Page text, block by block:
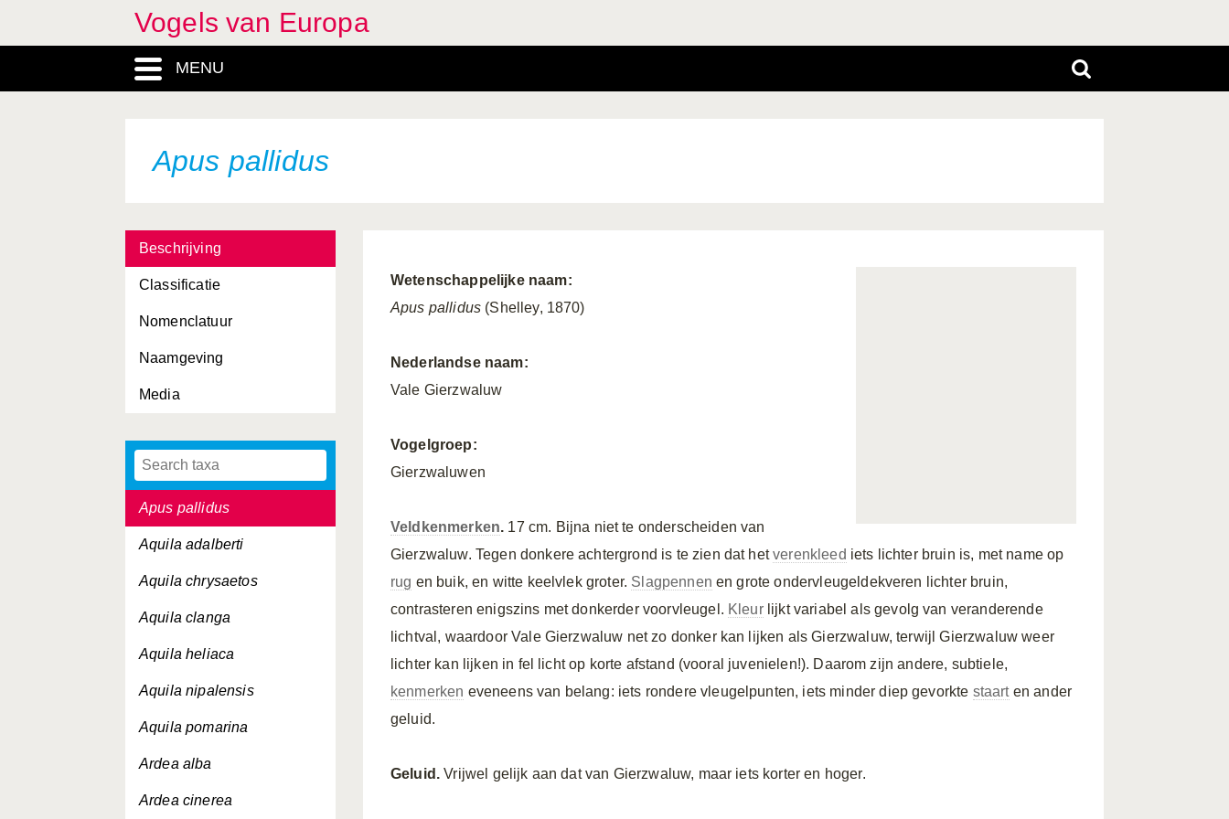
Vogels van Europa
MENU
Apus pallidus
Beschrijving
Classificatie
Nomenclatuur
Naamgeving
Media
Anser brachyrhynchus
Anser erythropus
Anthus cervinus
Anthus pratensis
Anthus richardi
Anthus spinoletta
Anthus trivialis
Apus apus
Apus melba
Apus pallidus
Aquila adalberti
Aquila chrysaetos
Aquila clanga
Aquila heliaca
Aquila nipalensis
Aquila pomarina
Ardea alba
Ardea cinerea
Wetenschappelijke naam:
Apus pallidus (Shelley, 1870)
Nederlandse naam:
Vale Gierzwaluw
Vogelgroep:
Gierzwaluwen
Veldkenmerken. 17 cm. Bijna niet te onderscheiden van
Gierzwaluw. Tegen donkere achtergrond is te zien dat hetverenkleed iets lichter bruin is, met name op
rug en buik, en witte keelvlek groter. Slagpennen en grote ondervleugeldekveren lichter bruin,
contrasteren enigszins met donkerder voorvleugel. Kleurlijkt variabel als gevolg van veranderende
lichtval, waardoor Vale Gierzwaluw net zo donker kan lijken als Gierzwaluw, terwijl Gierzwaluw weer
lichter kan lijken in fel licht op korte afstand (vooral juvenielen!). Daarom zijn andere, subtiele,
kenmerken eveneens van belang: iets rondere vleugelpunten, iets minder diep gevorkte staarten ander
geluid.
Geluid. Vrijwel gelijk aan dat van Gierzwaluw, maar iets korter en hoger.